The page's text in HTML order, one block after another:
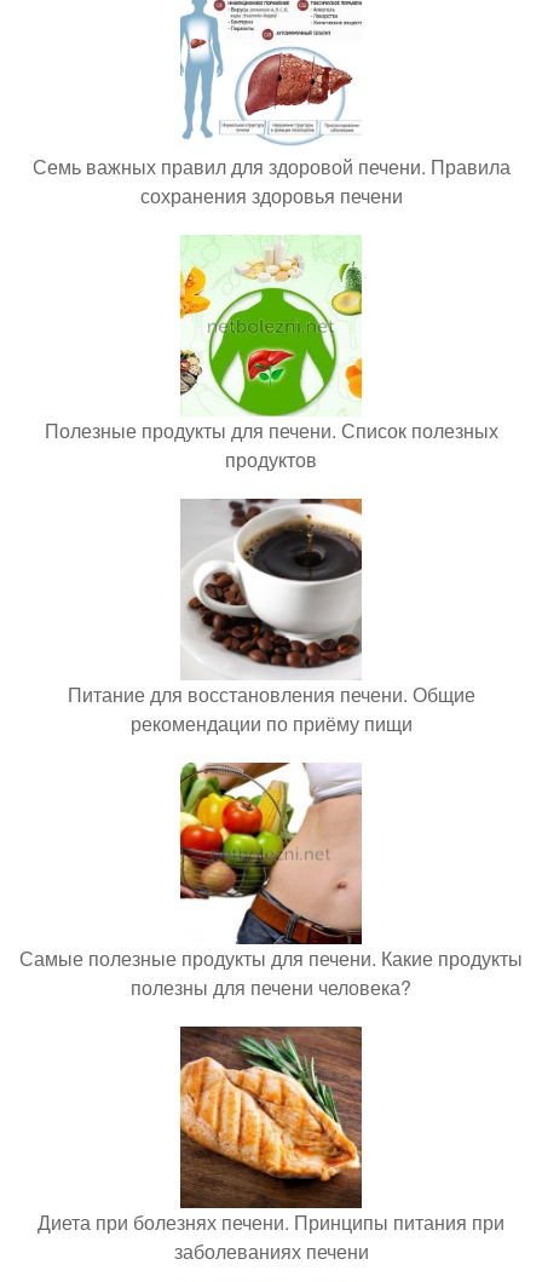
Семь важных правил для здоровой печени. Правила
сохранения здоровья печени
Полезные продукты для печени. Список полезных
продуктов
Питание для восстановления печени. Общие
рекомендации по приёму пищи
Самые полезные продукты для печени. Какие продукты
полезны для печени человека?
Диета при болезнях печени. Принципы питания при
заболеваниях печени